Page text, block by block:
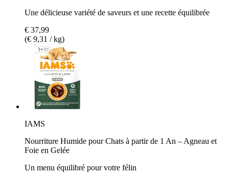
Une délicieuse variété de saveurs et une recette équilibrée
€ 37,99
(€ 9,31 / kg)
IAMS
Nourriture Humide pour Chats à partir de 1 An – Agneau et
Foie en Gelée
Un menu équilibré pour votre félin